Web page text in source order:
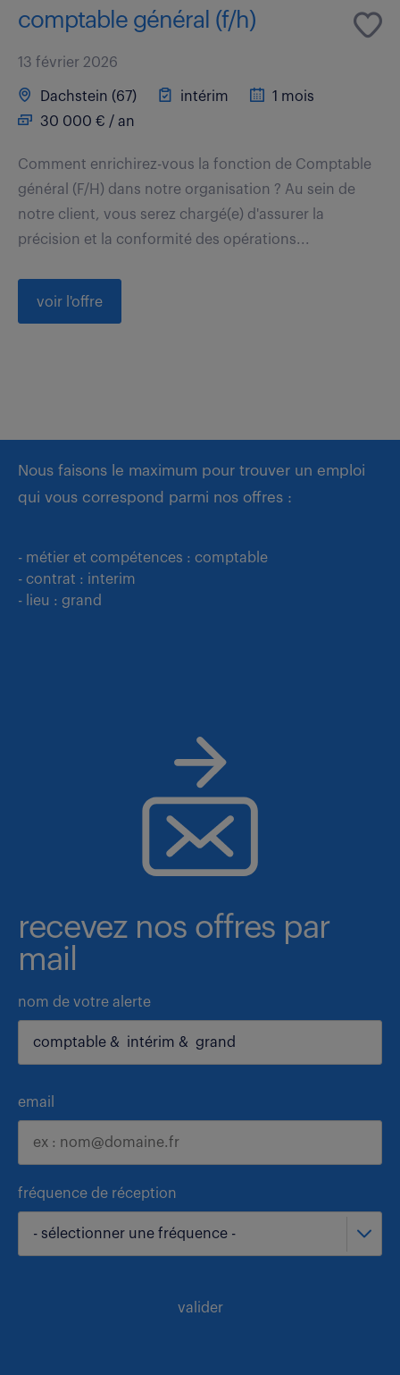
comptable général (f/h)
13 février 2026
Dachstein (67) intérim
1 mois
30 000 € / an
Comment enrichirez-vous la fonction de Comptable
général (F/H) dans notre organisation ? Au sein de
notre client, vous serez chargé(e) d'assurer la
précision et la conformité des opérations...
voir l'offre
Nous faisons le maximum pour trouver un emploi
qui vous correspond parmi nos offres :
- métier et compétences : comptable
- contrat : interim
- lieu : grand
recevez nos offres par
mail
nom de votre alerte
email
fréquence de réception
- sélectionner une fréquence -
valider